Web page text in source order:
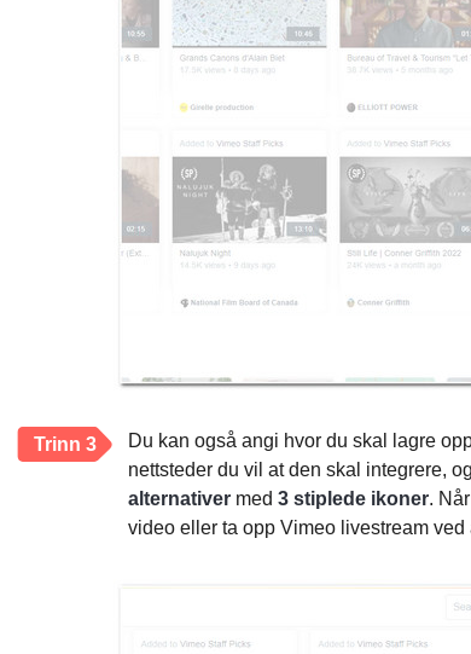
Trinn 3 Du kan også angi hvor du skal lagre
nettsteder du vil at den skal integrere,
alternativer med 3 stiplede ikoner.
video eller ta opp Vimeo livestream ved